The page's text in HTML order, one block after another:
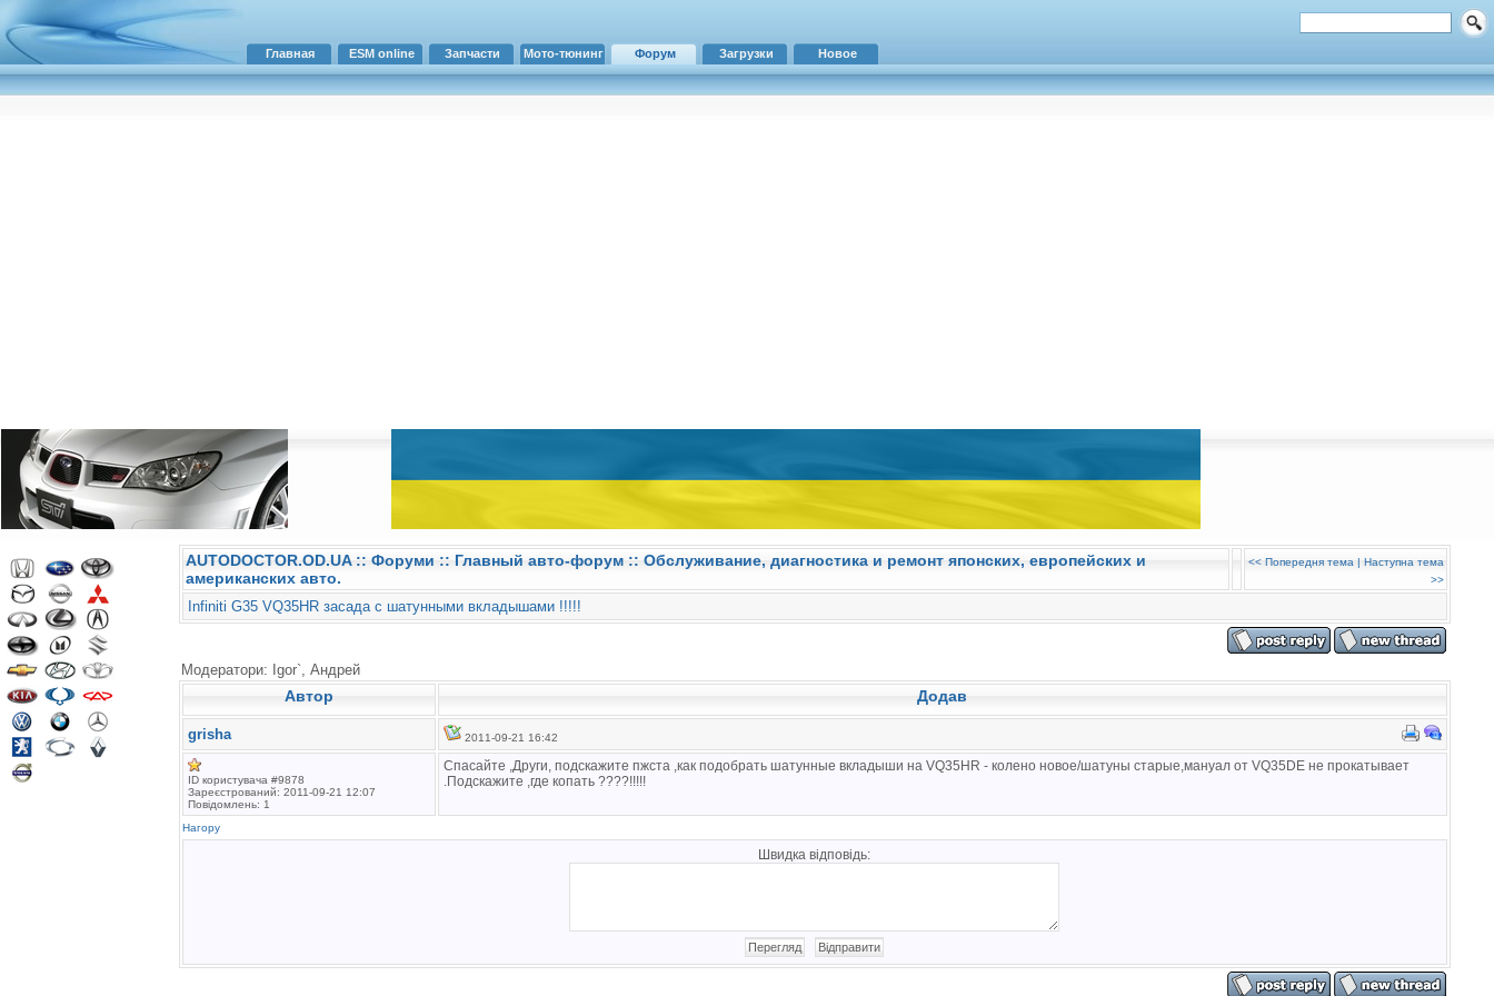
Главная ESM online Запчасти Мото-тюнинг Форум Загрузки Новое
AUTODOCTOR.OD.UA:: Форуми :: Главный авто-форум :: Обслуживание, диагностика и ремонт японских, европейских и
американских авто.
<< Попередня тема | Наступна тема
>>
Infiniti G35 VQ35HR засада с шатунными вкладышами !!!!!
Модератори: Igor`, Андрей
Автор Додав
grisha 2011-09-21 16:42
ID користувача #9878
Зареєстрований: 2011-09-21 12:07
Повідомлень: 1
Спасайте ,Други, подскажите пжста ,как подобрать шатунные вкладыши на VQ35HR - колено новое/шатуны старые,мануал от VQ35DE не прокатывает
.Подскажите ,где копать ????!!!!!
Нагору
Швидка відповідь: